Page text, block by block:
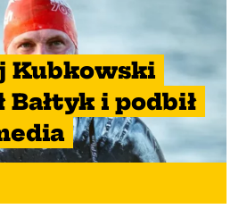
Kubkowski
Bałtyk i podbił